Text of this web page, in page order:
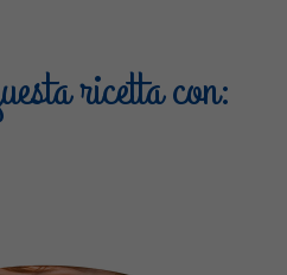
ricetta con: